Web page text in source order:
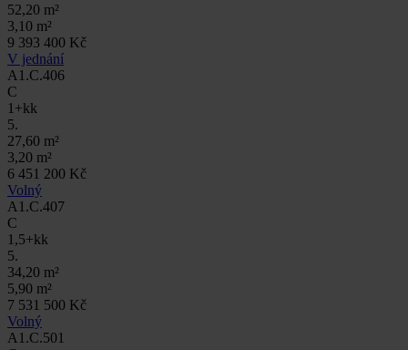
52,20 m²
3,10 m²
9 393 400 Kč
V jednání
A1.C.406
C
1+kk
5.
27,60 m²
3,20 m²
6 451 200 Kč
Volný
A1.C.407
C
1,5+kk
5.
34,20 m²
5,90 m²
7 531 500 Kč
Volný
A1.C.501